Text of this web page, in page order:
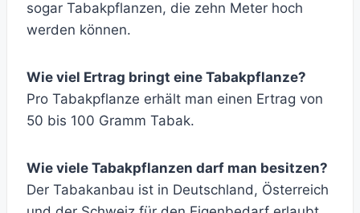
sogar Tabakpflanzen, die zehn Meter hoch
werden können.
Wie viel Ertrag bringt eine Tabakpflanze?
Pro Tabakpflanze erhält man einen Ertrag von
50 bis 100 Gramm Tabak.
Wie viele Tabakpflanzen darf man besitzen?
Der Tabakanbau ist in Deutschland, Österreich